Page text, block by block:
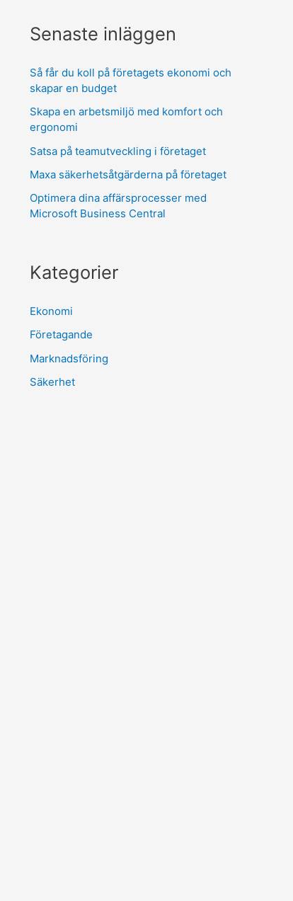
Senaste inläggen
Så får du koll på företagets ekonomi och
skapar en budget
Skapa en arbetsmiljö med komfort och
ergonomi
Satsa på teamutveckling i företaget
Maxa säkerhetsåtgärderna på företaget
Optimera dina affärsprocesser med
Microsoft Business Central
Kategorier
Ekonomi
Företagande
Marknadsföring
Säkerhet